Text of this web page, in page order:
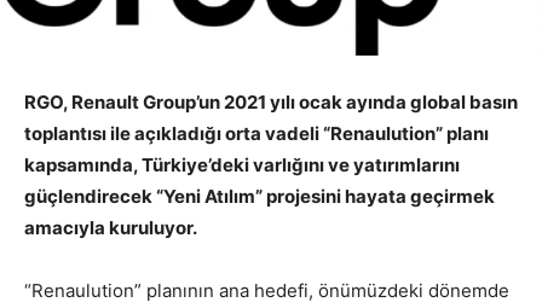
RGO, Renault Group’un 2021 yılı ocak ayında global basın
toplantısı ile açıkladığı orta vadeli “Renaulution” planı
kapsamında, Türkiye’deki varlığını ve yatırımlarını
güçlendirecek “Yeni Atılım” projesini hayata geçirmek
amacıyla kuruluyor.
“Renaulution” planının ana hedefi, önümüzdeki dönemde